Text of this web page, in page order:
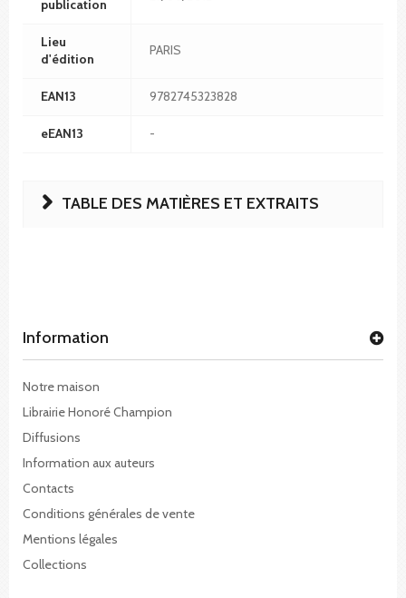
publication
Lieu
d'édition
PARIS
EAN13 9782745323828
eEAN13 -
TABLE DES MATIÈRES ET EXTRAITS
Information
Notre maison
Librairie Honoré Champion
Diffusions
Information aux auteurs
Contacts
Conditions générales de vente
Mentions légales
Collections